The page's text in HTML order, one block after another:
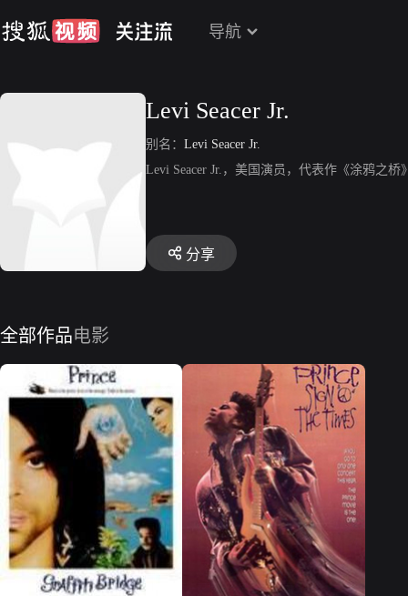
导航
Levi Seacer Jr.
别名： Levi Seacer Jr.
Levi Seacer Jr.，美国演员，代表作《涂鸦之桥
分享
全部作品电影